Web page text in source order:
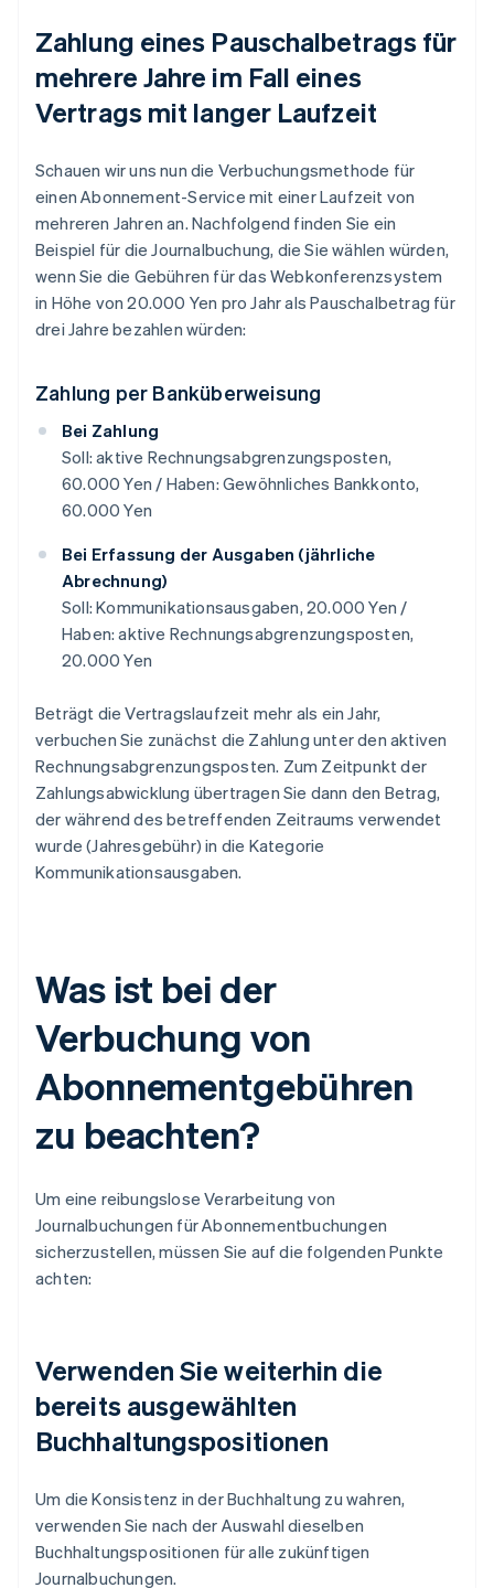
Zahlung eines Pauschalbetrags für
mehrere Jahre im Fall eines
Vertrags mit langer Laufzeit
Schauen wir uns nun die Verbuchungsmethode für
einen Abonnement-Service mit einer Laufzeit von
mehreren Jahren an. Nachfolgend finden Sie ein
Beispiel für die Journalbuchung, die Sie wählen würden,
wenn Sie die Gebühren für das Webkonferenzsystem
in Höhe von 20.000 Yen pro Jahr als Pauschalbetrag für
drei Jahre bezahlen würden:
Zahlung per Banküberweisung
Bei Zahlung
Soll: aktive Rechnungsabgrenzungsposten,
60.000 Yen / Haben: Gewöhnliches Bankkonto,
60.000 Yen
Bei Erfassung der Ausgaben (jährliche
Abrechnung)
Soll: Kommunikationsausgaben, 20.000 Yen /
Haben: aktive Rechnungsabgrenzungsposten,
20.000 Yen
Beträgt die Vertragslaufzeit mehr als ein Jahr,
verbuchen Sie zunächst die Zahlung unter den aktiven
Rechnungsabgrenzungsposten. Zum Zeitpunkt der
Zahlungsabwicklung übertragen Sie dann den Betrag,
der während des betreffenden Zeitraums verwendet
wurde (Jahresgebühr) in die Kategorie
Kommunikationsausgaben.
Was ist bei der
Verbuchung von
Abonnementgebühren
zu beachten?
Um eine reibungslose Verarbeitung von
Journalbuchungen für Abonnementbuchungen
sicherzustellen, müssen Sie auf die folgenden Punkte
achten:
Verwenden Sie weiterhin die
bereits ausgewählten
Buchhaltungspositionen
Um die Konsistenz in der Buchhaltung zu wahren,
verwenden Sie nach der Auswahl dieselben
Buchhaltungspositionen für alle zukünftigen
Journalbuchungen.